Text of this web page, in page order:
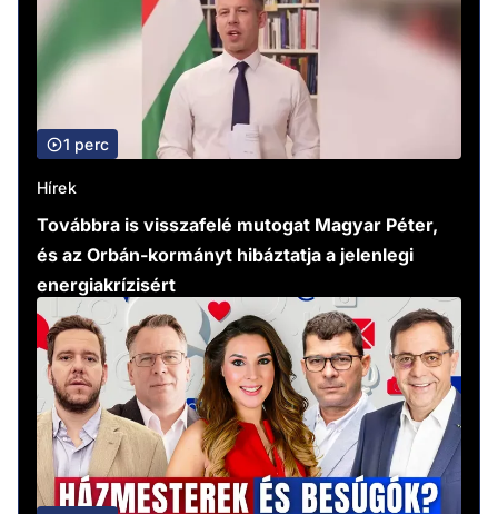
1 perc
Hírek
Továbbra is visszafelé mutogat Magyar Péter,
és az Orbán-kormányt hibáztatja a jelenlegi
energiakrízisért